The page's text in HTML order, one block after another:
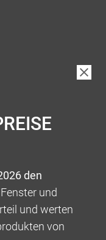
den
und
und werten
von